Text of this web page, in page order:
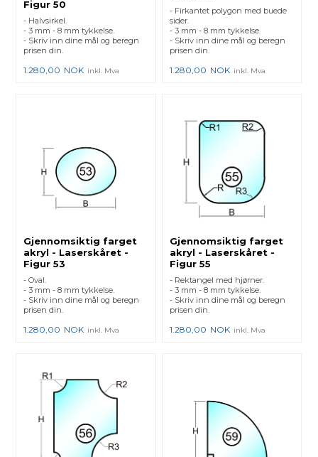
Figur 50
- Halvsirkel.
- 3 mm - 8 mm tykkelse.
- Skriv inn dine mål og beregn
prisen din.
1.280,00 NOK inkl. Mva
- Firkantet polygon med buede
sider.
- 3 mm - 8 mm tykkelse.
- Skriv inn dine mål og beregn
prisen din.
1.280,00 NOK inkl. Mva
Gjennomsiktig farget
akryl - Laserskåret -
Figur 53
- Oval.
- 3 mm - 8 mm tykkelse.
- Skriv inn dine mål og beregn
prisen din.
1.280,00 NOK inkl. Mva
Gjennomsiktig farget
akryl - Laserskåret -
Figur 55
- Rektangel med hjørner.
- 3 mm - 8 mm tykkelse.
- Skriv inn dine mål og beregn
prisen din.
1.280,00 NOK inkl. Mva